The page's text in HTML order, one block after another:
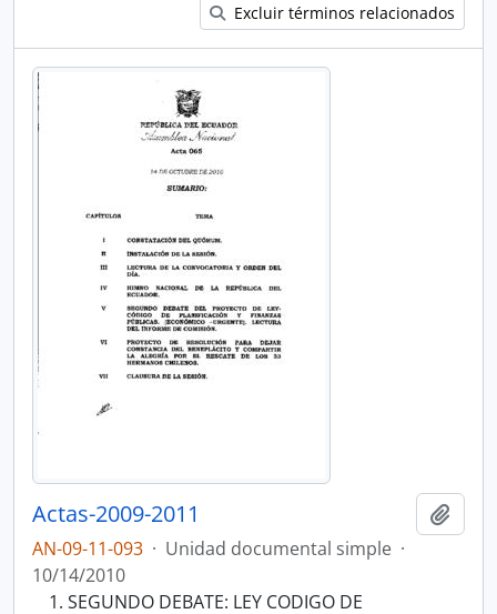
Excluir términos relacionados
Actas-2009-2011
AN-09-11-093 · Unidad documental simple ·
10/14/2010
SEGUNDO DEBATE: LEY CODIGO DE